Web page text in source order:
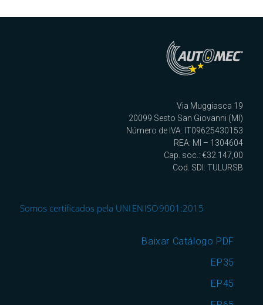
Via Muggiasca 19
20099 Sesto San Giovanni (MI)
Número de IVA: IT09625430153
REA: MI – 1304604
Cap. soc.: €32.147,00
Cod. SDI: TULURSB
Somos certificados pela UNI EN ISO 9001:2015
Baixar Catálogo PDF
EP35
EP45